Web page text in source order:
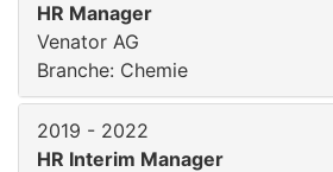
HR Manager
Venator AG
Branche: Chemie
2019 - 2022
HR Interim Manager